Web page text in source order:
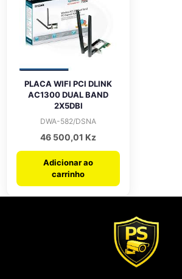
PLACA WIFI PCI DLINK
AC1300 DUAL BAND
2X5DBI
DWA-582/DSNA
46 500,01 Kz
Adicionar ao
carrinho